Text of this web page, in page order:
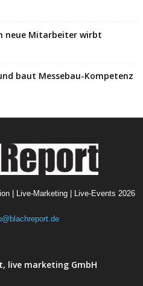
neue Mitarbeiter wirbt
baut Messebau-Kompetenz
| Live-Marketing | Live-Events 2026
live marketing GmbH